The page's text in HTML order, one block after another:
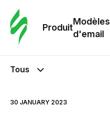
Produit
Modèles
d'email
Tous
30 JANUARY 2023